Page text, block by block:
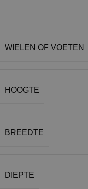
WIELEN OF VOETEN
HOOGTE
BREEDTE
DIEPTE